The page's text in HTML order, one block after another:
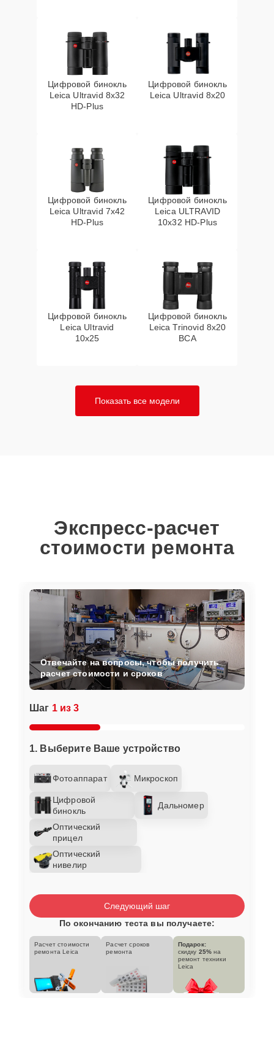
Цифровой бинокль
Leica Ultravid 8x32
HD-Plus
Цифровой бинокль
Leica Ultravid 8x20
Цифровой бинокль
Leica Ultravid 7x42
HD-Plus
Цифровой бинокль
Leica ULTRAVID
10x32 HD-Plus
Цифровой бинокль
Leica Ultravid
10x25
Цифровой бинокль
Leica Trinovid 8x20
BCA
Показать все модели
Экспресс-расчет
стоимости ремонта
Шаг 1 из 3
1. Выберите Ваше устройство
Фотоаппарат Микроскоп
Цифровой
бинокль
Дальномер
Оптический
прицел
Оптический
нивелир
Отвечайте на вопросы, чтобы получить
расчет стоимости и сроков
Следующий шаг
По окончанию теста вы получаете:
Расчет стоимости
ремонта Leica
Расчет сроков
ремонта
Подарок:
скидку 25% на
ремонт техники
Leica